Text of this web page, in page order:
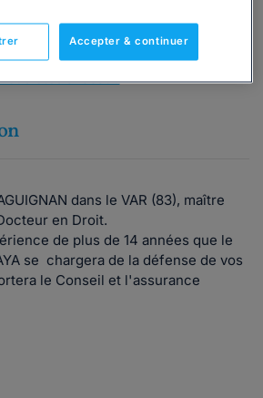
êtes avocat ?
dans le VAR (83), maître
en Droit.
de plus de 14 années que le
se chargera de la défense de vos
le Conseil et l'assurance
Accepter & continuer